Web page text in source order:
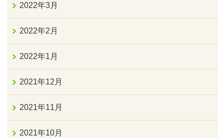
2022年3月
2022年2月
2022年1月
2021年12月
2021年11月
2021年10月